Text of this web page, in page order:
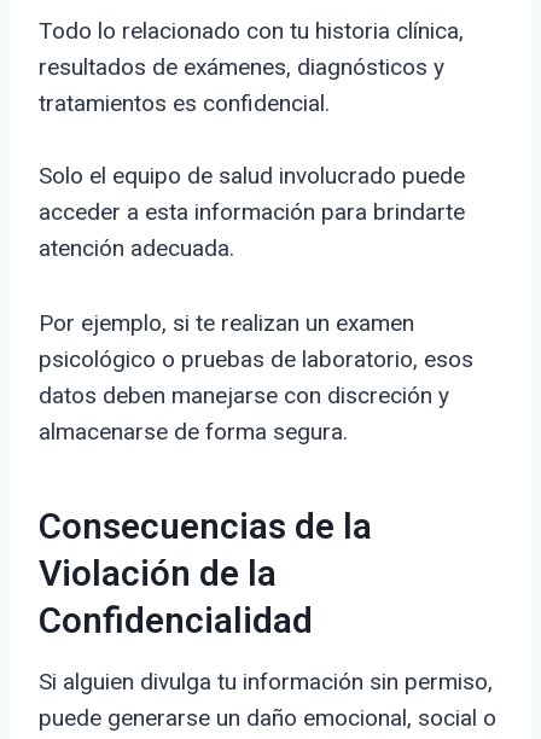
Todo lo relacionado con tu historia clínica,
resultados de exámenes, diagnósticos y
tratamientos es confidencial.
Solo el equipo de salud involucrado puede
acceder a esta información para brindarte
atención adecuada.
Por ejemplo, si te realizan un examen
psicológico o pruebas de laboratorio, esos
datos deben manejarse con discreción y
almacenarse de forma segura.
Consecuencias de la
Violación de la
Confidencialidad
Si alguien divulga tu información sin permiso,
puede generarse un daño emocional, social o